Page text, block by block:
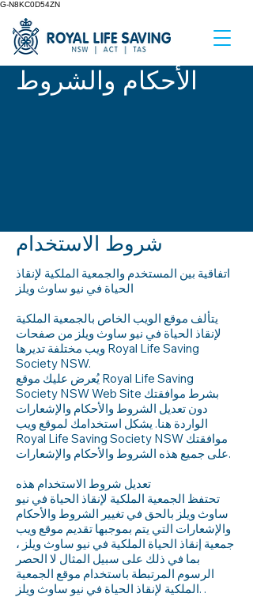
G-N8KC0D54ZN
الأحكام والشروط
شروط الاستخدام
اتفاقية بين المستخدم والجمعية الملكية لإنقاذ
الحياة في نيو ساوث ويلز
يتألف موقع الويب الخاص بالجمعية الملكية
لإنقاذ الحياة في نيو ساوث ويلز من صفحات
ويب مختلفة تديرها Royal Life Saving
Society NSW.
يُعرض عليك موقع Royal Life Saving
Society NSW Web Site بشرط موافقتك
دون تعديل الشروط والأحكام والإشعارات
الواردة هنا. يشكل استخدامك لموقع ويب
Royal Life Saving Society NSW موافقتك
على جميع هذه الشروط والأحكام والإشعارات.
تعديل شروط الاستخدام هذه
تحتفظ الجمعية الملكية لإنقاذ الحياة في نيو
ساوث ويلز بالحق في تغيير الشروط والأحكام
والإشعارات التي يتم بموجبها تقديم موقع ويب
جمعية إنقاذ الحياة الملكية في نيو ساوث ويلز ،
بما في ذلك على سبيل المثال لا الحصر
الرسوم المرتبطة باستخدام موقع الجمعية
الملكية لإنقاذ الحياة في نيو ساوث ويلز. .